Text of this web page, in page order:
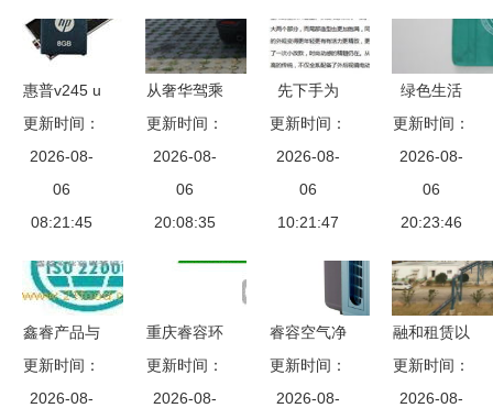
惠普v245 u
盘 环保矽
胶三防科
技，睿容守
护数据安全
更新时间：
2026-08-
06
08:21:45
从奢华驾乘
到绿色使命
杭州睿马汽
车与睿容环
保的跨界创
更新时间：
2026-08-
06
20:08:35
先下手为
强，后下手
限购 巅峰
对决中的市
场智慧
更新时间：
2026-08-
06
10:21:47
绿色生活
从“睿容环
保”开始 温
州如意无纺
布袋制品厂
篇
更新时间：
2026-08-
06
20:23:46
鑫睿产品与
睿容环保加
盟 产品实
更新时间：
2026-08-
重庆睿容环
保科技 深
耕环保领
更新时间：
2026-08-
睿容空气净
化器 引领
智慧洁净新
更新时间：
2026-08-
融和租赁以
金融活水赋
能绿色复
更新时间：
2026-08-